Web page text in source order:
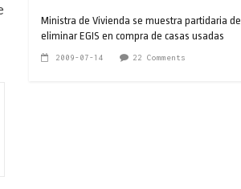
Ministra de Vivienda se muestra partidaria de
eliminar EGIS en compra de casas usadas
2009-07-14 22 Comments